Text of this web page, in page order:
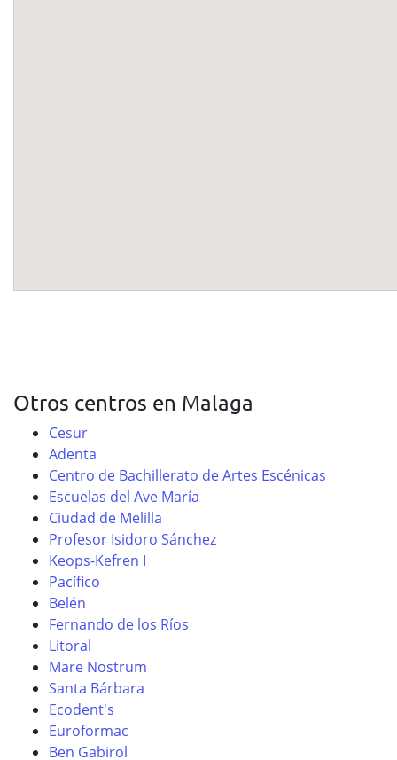
Otros centros en Malaga
Cesur
Adenta
Centro de Bachillerato de Artes Escénicas
Escuelas del Ave María
Ciudad de Melilla
Profesor Isidoro Sánchez
Keops-Kefren I
Pacífico
Belén
Fernando de los Ríos
Litoral
Mare Nostrum
Santa Bárbara
Ecodent's
Euroformac
Ben Gabirol